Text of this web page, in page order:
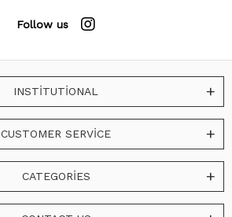
Follow us
INSTİTUTİONAL
CUSTOMER SERVİCE
CATEGORİES